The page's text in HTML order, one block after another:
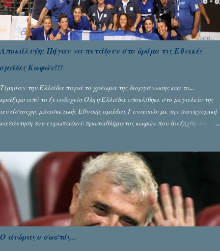
Αποκάλυψη: Πήγαν να πετάξουν στο δρόμο τις Εθνικές
ομάδες Κωφών!!!
Τίμησαν την Ελλάδα παρά το χρέωμα της διοργάνωσης και το...
κράξιμο από το ξενοδοχείο Όλη η Ελλάδα υποκλίθηκε στο μεγαλείο της
αντίστοιχης μπασκετικής Εθνικής ομάδας Γυναικών με την πανηγυρική
κατάκτηση του ευρωπαϊκού πρωταθλήματος κωφών που διεξήχθη στη
τους που ολοκληρώθηκε με τη νίκη τους στον τελικό επί της Λιθουανίας,
υπάρχουν και τα δυσάρεστα. Τα πολύ δυσάρεστα...
Ο άνδρας ο σωστός...